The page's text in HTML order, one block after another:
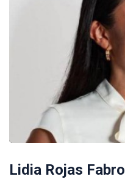
Lidia Rojas Fabro